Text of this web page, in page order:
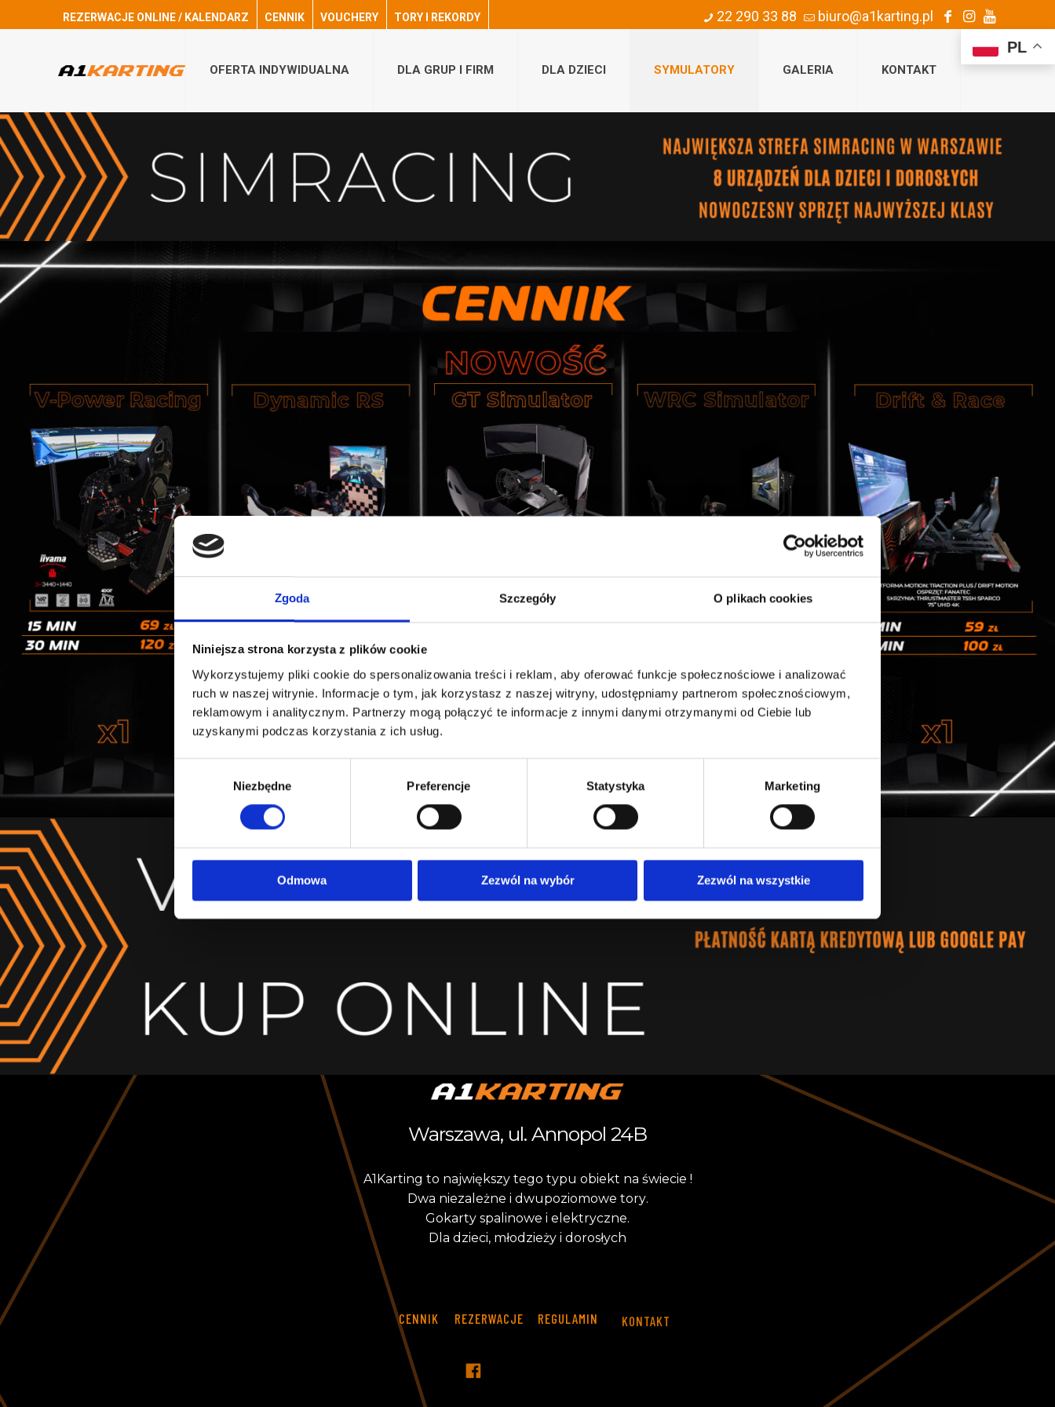
Zgoda Szczegóły O plikach cookies
Niniejsza strona korzysta z plików cookie
Wykorzystujemy pliki cookie do spersonalizowania treści i reklam, aby oferować funkcje społecznościowe i analizować
ruch w naszej witrynie. Informacje o tym, jak korzystasz z naszej witryny, udostępniamy partnerom społecznościowym,
reklamowym i analitycznym. Partnerzy mogą połączyć te informacje z innymi danymi otrzymanymi od Ciebie lub
uzyskanymi podczas korzystania z ich usług.
Niezbędne Preferencje Statystyka Marketing
Odmowa Zezwól na wybór Zezwól na wszystkie
REZERWACJE ONLINE / KALENDARZ CENNIK VOUCHERY TORY I REKORDY 22 290 33 88 biuro@a1karting.pl
OFERTA INDYWIDUALNA DLA GRUP I FIRM DLA DZIECI SYMULATORY GALERIA KONTAKT
PL
Warszawa, ul. Annopol 24B
A1Karting to najwię kszy tego typu obie kt na świecie !
Dwa nieza eżne i dwupoziomowe tory.
Go karty spa inowe i e e ktryczne.
D a d zieci, młod zieży i dorosłych
CENNIK REZERWACJE REGULAMIN KONTAKT